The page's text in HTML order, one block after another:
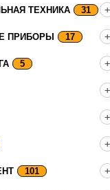
ТЕХНИКА 31
ПРИБОРЫ 17
5
101